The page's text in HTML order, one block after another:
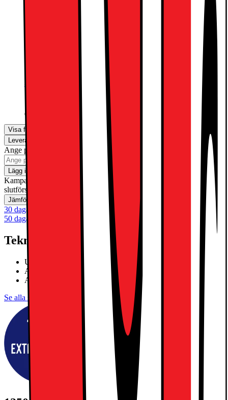
2590.-
Apple Pencil Pro
1590.-
Visa fler
Leverans
Hämta i butik
Ange postnummer för leveransinformation
Lägg i kundvagn
Kampanj! Gäller t.o.m. söndag 30 augusti med reservation för
slutförsäljning
Jämför
30 dagars öppet köp
50 dagars öppet köp för klubbmedlemmar
Teknisk specifikation
Ultra Retina XDR OLED-skärm
Apple M5-chip, tiokärnors SoC
Apple Intelligence, Face ID
Se alla specifikationer